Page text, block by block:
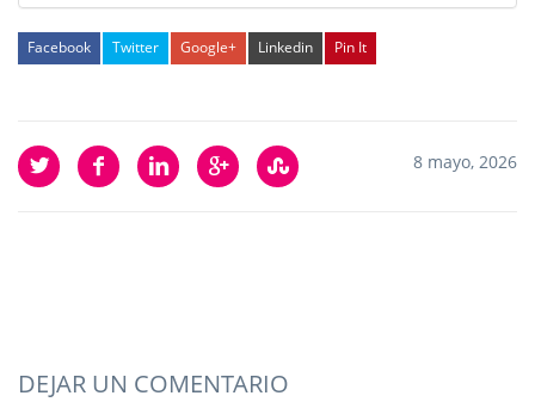
Facebook Twitter Google+ Linkedin Pin It
8 mayo, 2026
DEJAR UN COMENTARIO